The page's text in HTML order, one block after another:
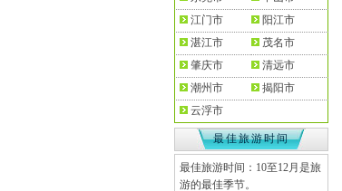
江门市
阳江市
湛江市
茂名市
肇庆市
清远市
潮州市
揭阳市
云浮市
最佳旅游时间
最佳旅游时间：10至12月是旅
游的最佳季节。